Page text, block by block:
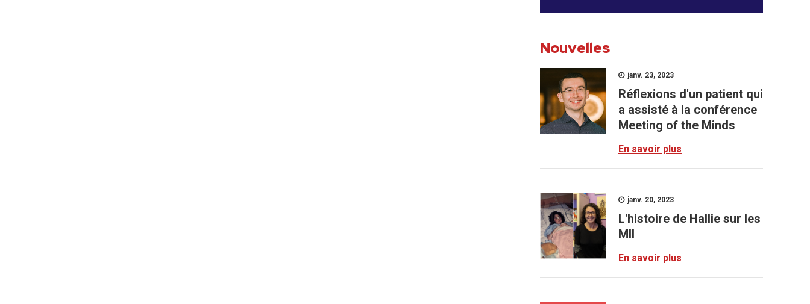
Nouvelles
janv. 23, 2023
Réflexions d'un patient qui
a assisté à la conférence
Meeting of the Minds
En savoir plus
janv. 20, 2023
L'histoire de Hallie sur les
MII
En savoir plus